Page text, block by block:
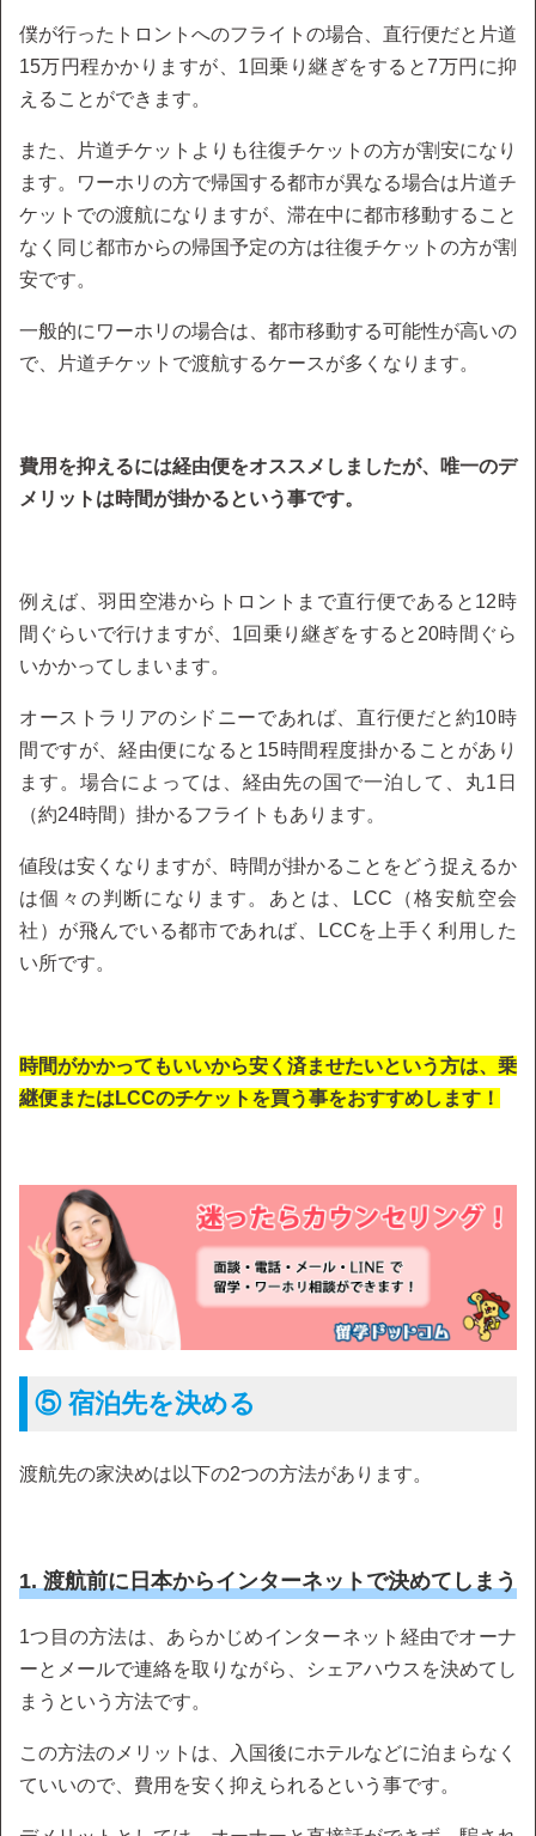
僕が行ったトロントへのフライトの場合、直行便だと片道
15万円程かかりますが、1回乗り継ぎをすると7万円に抑
えることができます。
また、片道チケットよりも往復チケットの方が割安になり
ます。ワーホリの方で帰国する都市が異なる場合は片道チ
ケットでの渡航になりますが、滞在中に都市移動すること
なく同じ都市からの帰国予定の方は往復チケットの方が割
安です。
一般的にワーホリの場合は、都市移動する可能性が高いの
で、片道チケットで渡航するケースが多くなります。
費用を抑えるには経由便をオススメしましたが、唯一のデ
メリットは時間が掛かるという事です。
例えば、羽田空港からトロントまで直行便であると12時
間ぐらいで行けますが、1回乗り継ぎをすると20時間ぐら
いかかってしまいます。
オーストラリアのシドニーであれば、直行便だと約10時
間ですが、経由便になると15時間程度掛かることがあり
ます。場合によっては、経由先の国で一泊して、丸1日
（約24時間）掛かるフライトもあります。
値段は安くなりますが、時間が掛かることをどう捉えるか
は個々の判断になります。あとは、LCC（格安航空会
社）が飛んでいる都市であれば、LCCを上手く利用した
い所です。
時間がかかってもいいから安く済ませたいという方は、乗
継便またはLCCのチケットを買う事をおすすめします！
⑤ 宿泊先を決める
渡航先の家決めは以下の2つの方法があります。
1. 渡航前に日本からインターネットで決めてしまう
1つ目の方法は、あらかじめインターネット経由でオーナ
ーとメールで連絡を取りながら、シェアハウスを決めてし
まうという方法です。
この方法のメリットは、入国後にホテルなどに泊まらなく
ていいので、費用を安く抑えられるという事です。